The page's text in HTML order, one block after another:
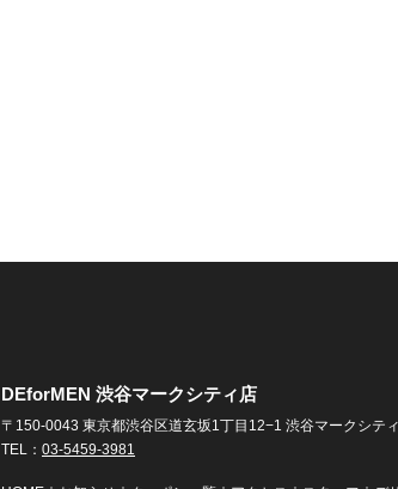
DEforMEN 渋谷マークシティ店
〒150-0043 東京都渋谷区道玄坂1丁目12−1 渋谷マークシテ
TEL： 03-5459-3981